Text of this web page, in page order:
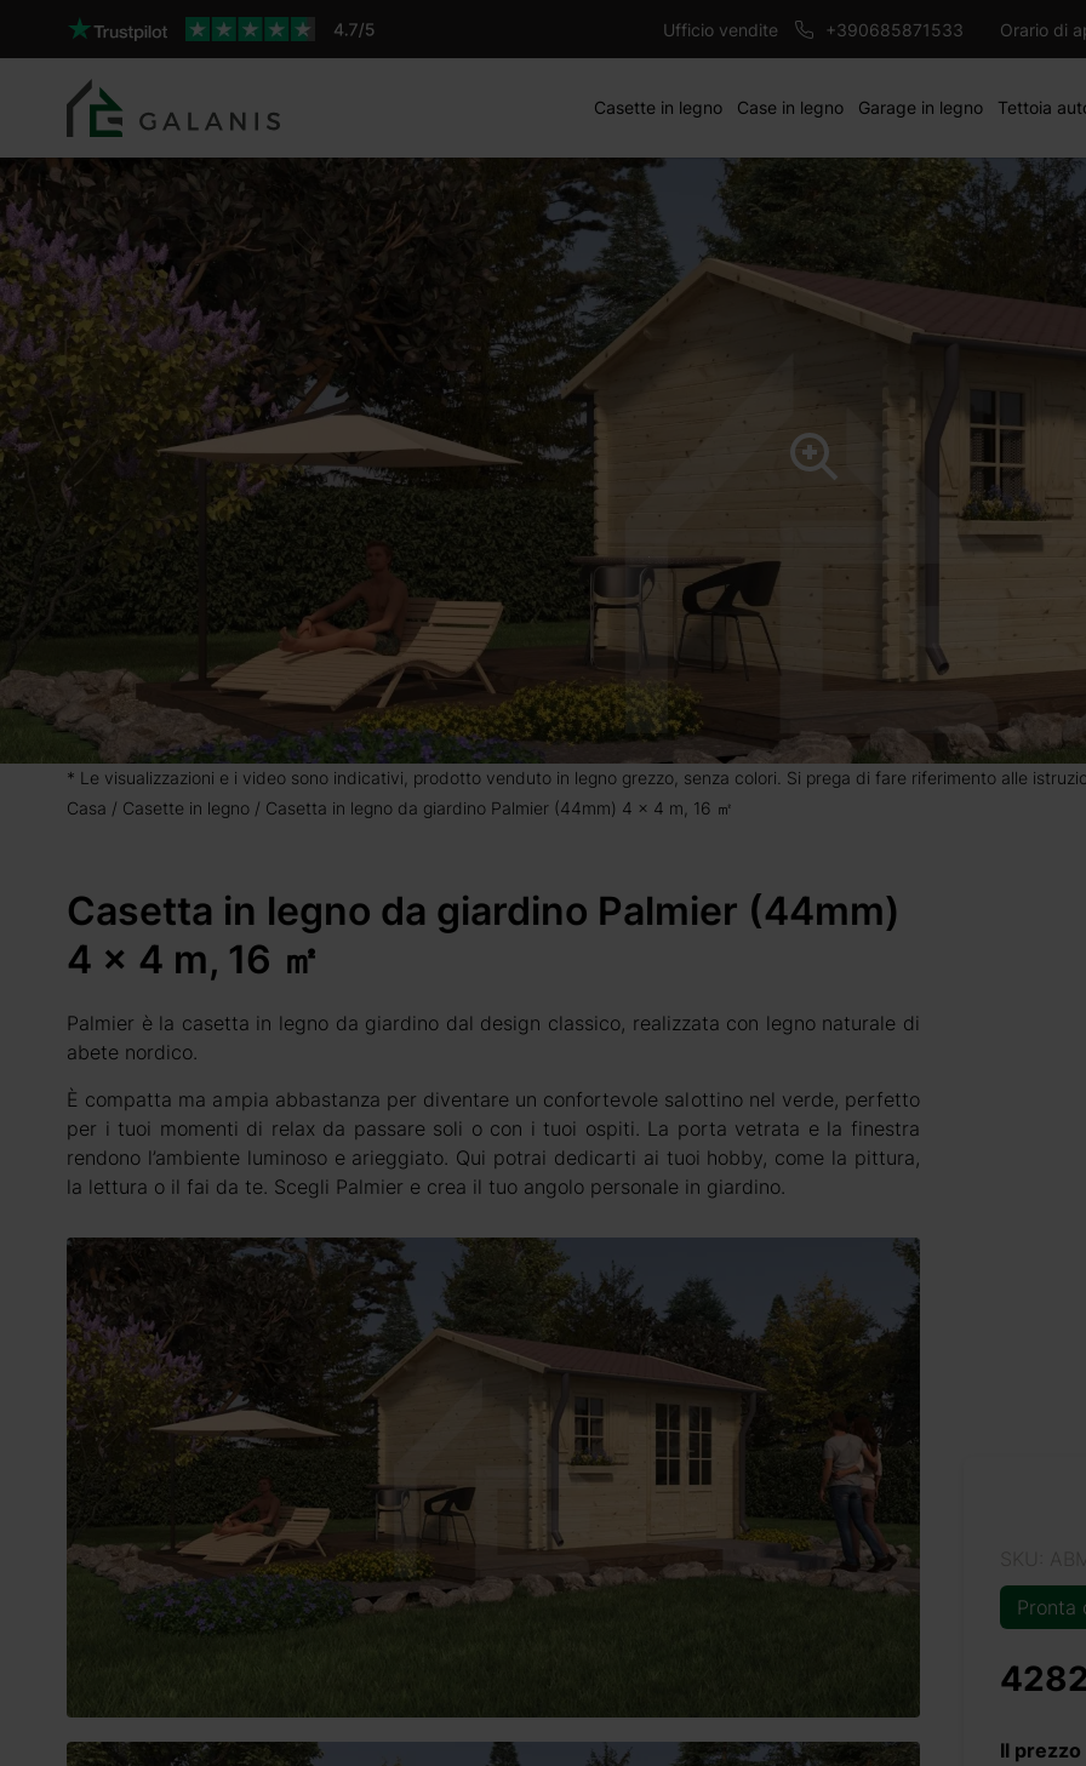
Ufficio vendite +390685871533 Orario di
Casette in legno Case in legno Garage in legno Tettoia
* Le visualizzazioni e i video sono indicativi, prodotto venduto in legno grezzo, senza colori. Si prega di fare riferimento alle
Casa
Casette in legno Casetta in legno da giardino Palmier (44mm) 4 x 4 m, 16 ㎡
Casetta in legno da giardino Palmier (44mm)
4 x 4 m, 16 ㎡
Palmier è la casetta in legno da giardino dal design classico, realizzata con legno naturale di
abete nordico.
È compatta ma ampia abbastanza per diventare un confortevole salottino nel verde, perfetto
per i tuoi momenti di relax da passare soli o con i tuoi ospiti. La porta vetrata e la finestra
rendono l’ambiente luminoso e arieggiato. Qui potrai dedicarti ai tuoi hobby, come la pittura,
la lettura o il fai da te. Scegli Palmier e crea il tuo angolo personale in giardino.
Pronta
Il
Palmier 14 Pareti da 44 mm